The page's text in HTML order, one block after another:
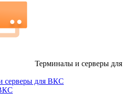
Терминалы и серверы для
серверы для ВКС